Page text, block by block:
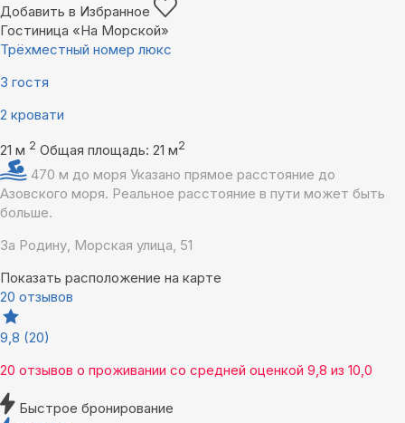
Добавить в Избранное
Гостиница «На Морской»
Трёхместный номер люкс
3 гостя
2 кровати
21 м 2 Общая площадь: 21 м2
470 м до моря Указано прямое расстояние до
Азовского моря. Реальное расстояние в пути может быть
больше.
За Родину, Морская улица, 51
Показать расположение на карте
20 отзывов
9,8 (20)
20 отзывов о проживании со средней оценкой 9,8 из 10,0
Быстрое бронирование